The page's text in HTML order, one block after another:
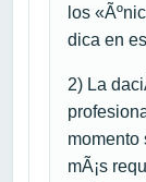
los
dica en
2) La
momento
mÃ¡s